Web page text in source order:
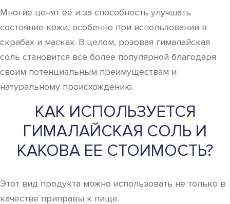
Многие ценят её и за способность улучшать
состояние кожи, особенно при использовании в
скрабах и масках. В целом, розовая гималайская
соль становится всё более популярной благодаря
своим потенциальным преимуществам и
натуральному происхождению.
КАК ИСПОЛЬЗУЕТСЯ
ГИМАЛАЙСКАЯ СОЛЬ И
КАКОВА ЕЕ СТОИМОСТЬ?
Этот вид продукта можно использовать не только в
качестве приправы к пище.